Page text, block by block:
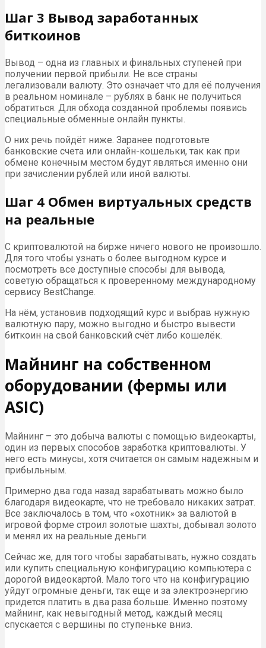
Шаг 3 Вывод заработанных
биткоинов
Вывод – одна из главных и финальных ступеней при
получении первой прибыли. Не все страны
легализовали валюту. Это означает что для её получения
в реальном номинале – рублях в банк не получиться
обратиться. Для обхода созданной проблемы появись
специальные обменные онлайн пункты.
О них речь пойдёт ниже. Заранее подготовьте
банковские счета или онлайн-кошельки, так как при
обмене конечным местом будут являться именно они
при зачислении рублей или иной валюты.
Шаг 4 Обмен виртуальных средств
на реальные
С криптовалютой на бирже ничего нового не произошло.
Для того чтобы узнать о более выгодном курсе и
посмотреть все доступные способы для вывода,
советую обращаться к проверенному международному
сервису BestChange.
На нём, установив подходящий курс и выбрав нужную
валютную пару, можно выгодно и быстро вывести
биткоин на свой банковский счёт либо кошелёк.
Майнинг на собственном
оборудовании (фермы или
ASIC)
Майнинг – это добыча валюты с помощью видеокарты,
один из первых способов заработка криптовалюты. У
него есть минусы, хотя считается он самым надежным и
прибыльным.
Примерно два года назад зарабатывать можно было
благодаря видеокарте, что не требовало никаких затрат.
Все заключалось в том, что «охотник» за валютой в
игровой форме строил золотые шахты, добывал золото
и менял их на реальные деньги.
Сейчас же, для того чтобы зарабатывать, нужно создать
или купить специальную конфигурацию компьютера с
дорогой видеокартой. Мало того что на конфигурацию
уйдут огромные деньги, так еще и за электроэнергию
придется платить в два раза больше. Именно поэтому
майнинг, как невыгодный метод, каждый месяц
спускается с вершины по ступеньке вниз.